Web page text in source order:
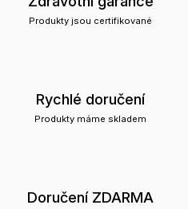
Produkty jsou certifikované
Rychlé doručení
Produkty máme skladem
Doručení ZDARMA